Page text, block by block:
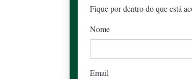
Fique por dentro do que está
Nome
Email